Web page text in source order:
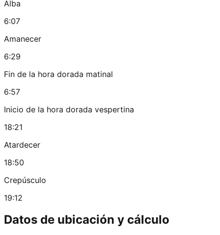
Alba
6:07
Amanecer
6:29
Fin de la hora dorada matinal
6:57
Inicio de la hora dorada vespertina
18:21
Atardecer
18:50
Crepúsculo
19:12
Datos de ubicación y cálculo